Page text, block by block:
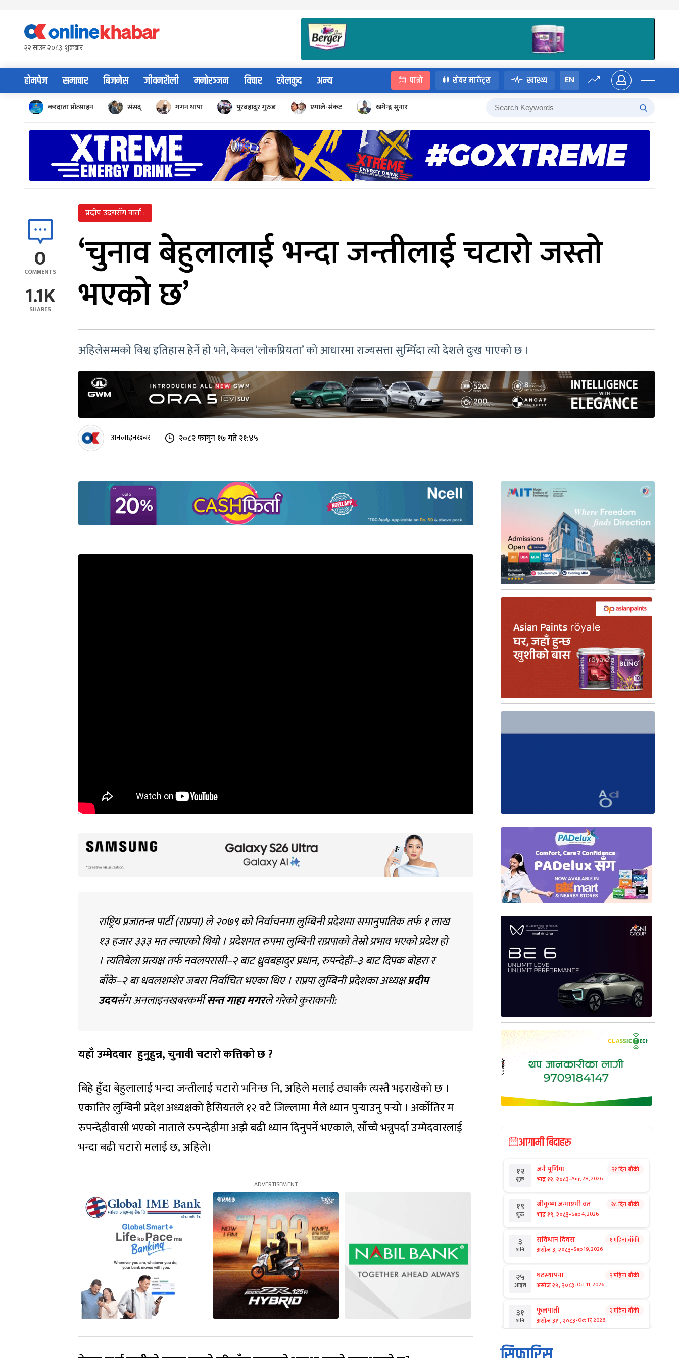
content२२ साउन २०८३, शुक्रबार
होमपेज समाचार बिजनेस जीवनशैली मनोरञ्जन विचार खेलकुद अन्य पात्रो सेयर मार्केट्स स्वास्थ्य EN
करदाता प्रोत्साहन संसद् गगन थापा पुरबहादुर गुरुङ एमाले-संकट खगेन्द्र सुनार
0
COMMENTS
1.1K
SHARES
प्रदीप उदयसँग वार्ता :
‘चुनाव बेहुलालाई भन्दा जन्तीलाई चटारो जस्तो
भएको छ’
अहिलेसम्मको विश्व इतिहास हेर्ने हो भने, केवल ‘लोकप्रियता’ को आधारमा राज्यसत्ता सुम्पिँदा त्यो देशले दुःख पाएको छ ।
अनलाइनखबर २०८२ फागुन १७ गते २१:४५
राष्ट्रिय प्रजातन्त्र पार्टी (राप्रपा) ले २०७९ को निर्वाचनमा लुम्बिनी प्रदेशमा समानुपातिक तर्फ १ लाख
१३ हजार ३३३ मत ल्याएको थियो । प्रदेशगत रुपमा लुम्बिनी राप्रपाको तेस्रो प्रभाव भएको प्रदेश हो
। त्यतिबेला प्रत्यक्ष तर्फ नवलपरासी–२ बाट ध्रुवबहादुर प्रधान, रुपन्देही–३ बाट दिपक बोहरा र
बाँके–२ बा धवलशम्शेर जबरा निर्वाचित भएका थिए । राप्रपा लुम्बिनी प्रदेशका अध्यक्षप्रदीप
उदयसँग अनलाइनखबरकर्मीसन्त गाहा मगरले गरेको कुराकानी:
यहाँ उम्मेदवार हुनुहुन्न,चुनावी चटारो कत्तिको छ?
बिहे हुँदा बेहुलालाई भन्दा जन्तीलाई चटारो भनिन्छ नि, अहिले मलाई ठ्याक्कै त्यस्तै भइराखेको छ ।
एकातिर लुम्बिनी प्रदेश अध्यक्षको हैसियतले १२ वटै जिल्लामा मैले ध्यान पुर्‍याउनु पर्‍यो । अर्कोतिर म
रुपन्देहीवासी भएको नाताले रुपन्देहीमा अझै बढी ध्यान दिनुपर्ने भएकाले, साँच्चै भन्नुपर्दा उम्मेदवारलाई
भन्दा बढी चटारो मलाई छ, अहिले।
आगामी बिदाहरु
१२
शुक्र
जनै पूर्णिमा
भाद्र १२, २०८३-Aug 28, 2026
२१ दिन बाँकी
१९
शुक्र
श्रीकृष्ण जन्माष्टमी व्रत
भाद्र १९, २०८३-Sep 4, 2026
२८ दिन बाँकी
३
शनि
संविधान दिवस
असोज ३, २०८३-Sep 19, 2026
१ महिना बाँकी
२५
आइत
घटस्थापना
असोज २५, २०८३-Oct 11, 2026
२ महिना बाँकी
३१
शनि
फूलपाती
असोज ३१ , २०८३-Oct 17, 2026
२ महिना बाँकी
१
आइत
कार्तिक सङ्क्रान्ति
कार्तिक १, २०८३